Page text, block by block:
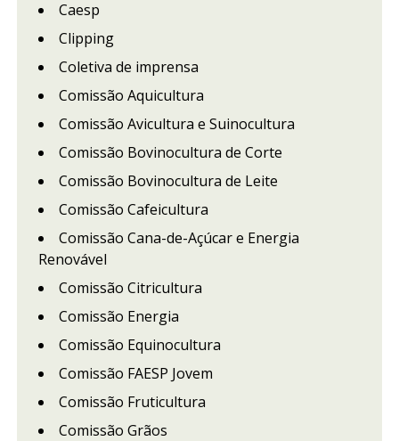
Caesp
Clipping
Coletiva de imprensa
Comissão Aquicultura
Comissão Avicultura e Suinocultura
Comissão Bovinocultura de Corte
Comissão Bovinocultura de Leite
Comissão Cafeicultura
Comissão Cana-de-Açúcar e Energia
Renovável
Comissão Citricultura
Comissão Energia
Comissão Equinocultura
Comissão FAESP Jovem
Comissão Fruticultura
Comissão Grãos